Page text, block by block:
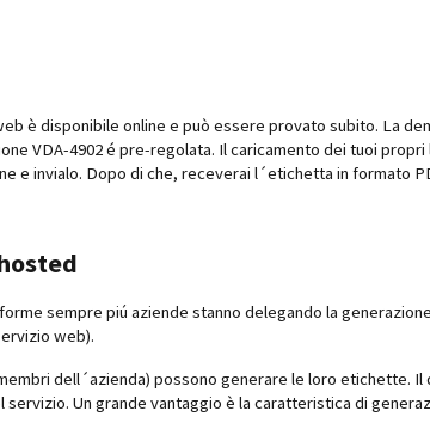
è disponibile online e può essere provato subito. La
VDA-4902 é pre-regolata. Il caricamento dei tuoi propri
e invialo. Dopo di che, receverai l´etichetta in formato
sempre piú aziende stanno delegando la
web).
dell´azienda) possono generare le loro etichette.
Un grande vantaggio è la caratteristica di